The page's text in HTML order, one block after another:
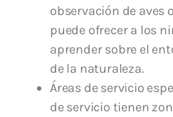
observación de aves
puede ofrecer a los
aprender sobre el
de la naturaleza.
Áreas de servicio
de servicio tienen